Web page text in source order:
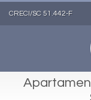
CRECI/SC 51.442-F